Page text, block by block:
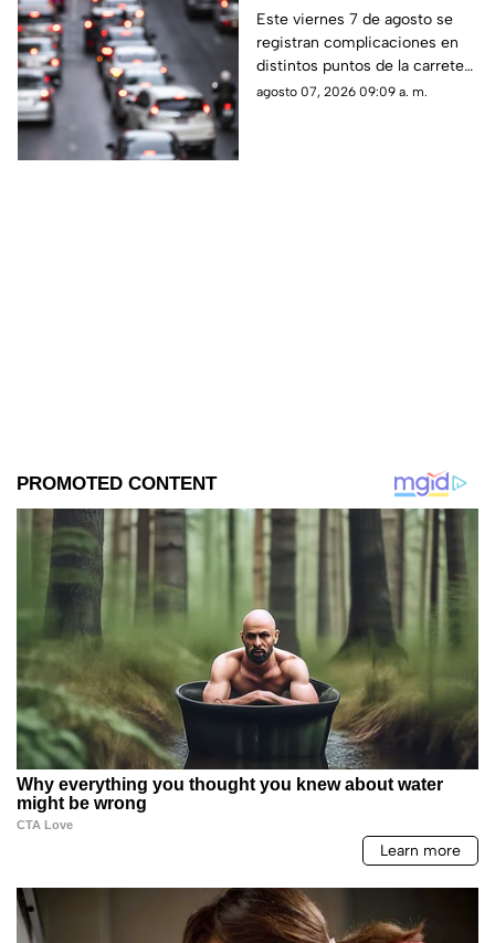
vehicular HOY en la
autopista México
Querétaro
Este viernes 7 de agosto se
registran complicaciones en
distintos puntos de la carretera
57; toma precauciones y
agosto 07, 2026 09:09 a. m.